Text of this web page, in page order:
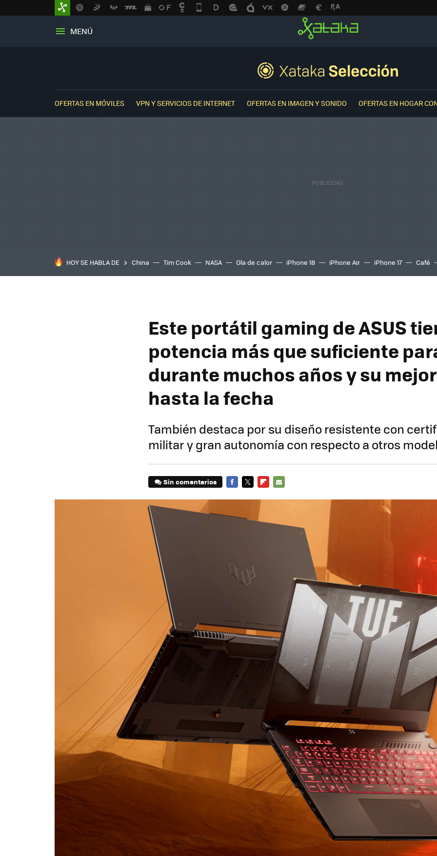
MENÚ
OFERTAS EN MÓVILES VPN Y SERVICIOS DE INTERNET OFERTAS EN IMAGEN Y SONIDO OFERTAS EN HOGAR
HOY SE HABLA DE China Tim Cook NASA Ola de calor iPhone 18 iPhone Air iPhone 17 Café
Este portátil gaming de ASUS
potencia más que suficiente
durante muchos años y su
hasta la fecha
También destaca por su diseño resistente con
militar y gran autonomía con respecto a otros
Sin comentarios